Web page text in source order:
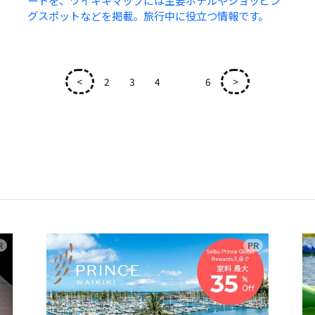
グスポットなどを掲載。旅行中に役立つ情報です。
< 2 3 4 6 >
広告